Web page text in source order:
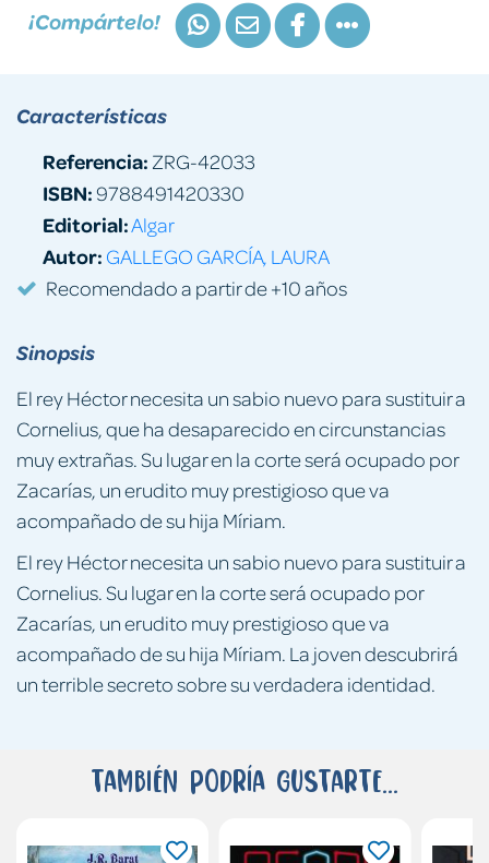
¡Compártelo!
Sinopsis
El rey Héctor necesita un sabio nuevo para sustituir a
Cornelius, que ha desaparecido en circunstancias
muy extrañas. Su lugar en la corte será ocupado por
Zacarías, un erudito muy prestigioso que va
acompañado de su hija Míriam.
El rey Héctor necesita un sabio nuevo para sustituir a
Cornelius. Su lugar en la corte será ocupado por
Zacarías, un erudito muy prestigioso que va
acompañado de su hija Míriam. La joven descubrirá
un terrible secreto sobre su verdadera identidad.
Características
Referencia: ZRG-42033
ISBN:9788491420330
Editorial:Algar
Autor: GALLEGO GARCÍA, LAURA
Recomendado a partir de +10 años
También podría gustarte...